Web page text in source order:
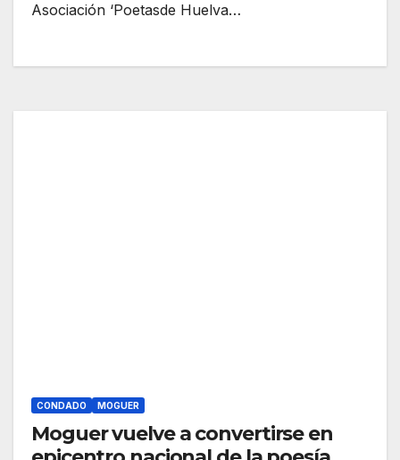
Asociación ‘Poetasde Huelva…
CONDADO MOGUER
Moguer vuelve a convertirse en